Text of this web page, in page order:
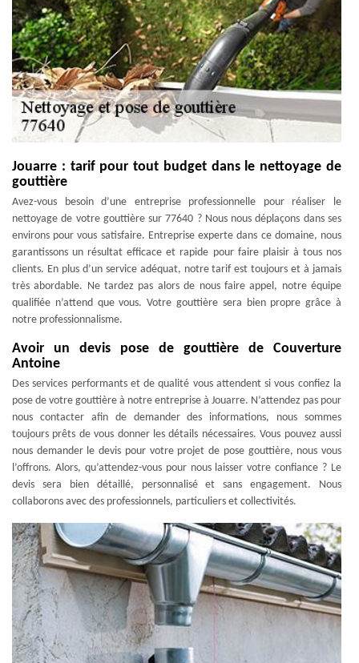
Jouarre : tarif pour tout budget dans le nettoyage de
gouttière
Avez-vous besoin d’une entreprise professionnelle pour réaliser le
nettoyage de votre gouttière sur 77640 ? Nous nous déplaçons dans ses
environs pour vous satisfaire. Entreprise experte dans ce domaine, nous
garantissons un résultat efficace et rapide pour faire plaisir à tous nos
clients. En plus d’un service adéquat, notre tarif est toujours et à jamais
très abordable. Ne tardez pas alors de nous faire appel, notre équipe
qualifiée n’attend que vous. Votre gouttière sera bien propre grâce à
notre professionnalisme.
Avoir un devis pose de gouttière de Couverture
Antoine
Des services performants et de qualité vous attendent si vous confiez la
pose de votre gouttière à notre entreprise à Jouarre. N’attendez pas pour
nous contacter afin de demander des informations, nous sommes
toujours prêts de vous donner les détails nécessaires. Vous pouvez aussi
nous demander le devis pour votre projet de pose gouttière, nous vous
l’offrons. Alors, qu’attendez-vous pour nous laisser votre confiance ? Le
devis sera bien détaillé, personnalisé et sans engagement. Nous
collaborons avec des professionnels, particuliers et collectivités.